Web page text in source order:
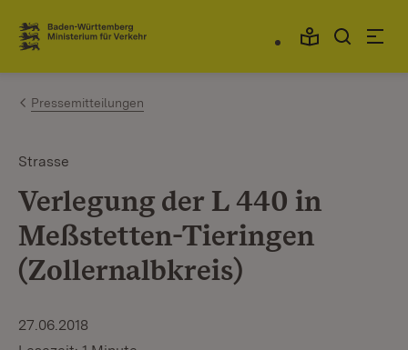
Zum Inhalt springen
Link zur Startseite
Pressemitteilungen
Strasse
Verlegung der L 440 in
Meßstetten-Tieringen
(Zollernalbkreis)
27.06.2018